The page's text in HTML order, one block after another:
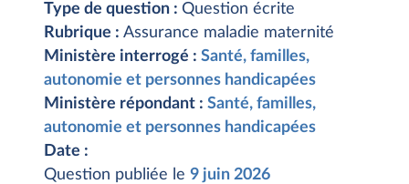
Type de question : Question écrite
Rubrique : Assurance maladie maternité
Ministère interrogé : Santé, familles,
autonomie et personnes handicapées
Ministère répondant : Santé, familles,
autonomie et personnes handicapées
Date :
Question publiée le 9 juin 2026